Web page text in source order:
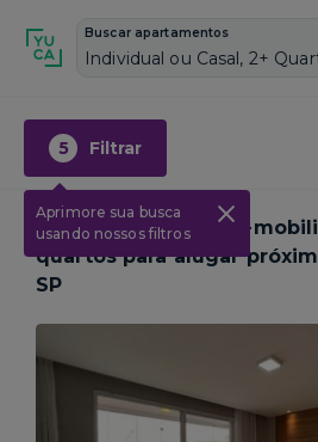
Buscar apartamentos
5 Filtrar
Aprimore sua busca
usando nossos filtros
1Apartamento semi-
quartos para alugar
SP